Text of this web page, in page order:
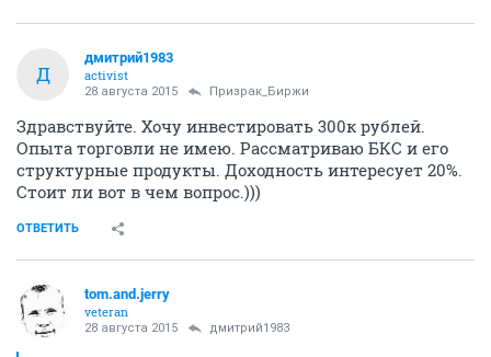
Д
дмитрий1983
activist
28 августа 2015 Призрак_Биржи
Здравствуйте. Хочу инвестировать 300к рублей.
Опыта торговли не имею. Рассматриваю БКС и его
структурные продукты. Доходность интересует 20%.
Стоит ли вот в чем вопрос.)))
ОТВЕТИТЬ
tom.and.jerry
veteran
28 августа 2015 дмитрий1983